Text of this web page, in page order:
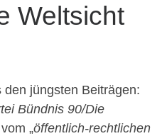
Weltsicht
jüngsten Beiträgen:
Bündnis 90/Die
„öffentlich-rechtlichen